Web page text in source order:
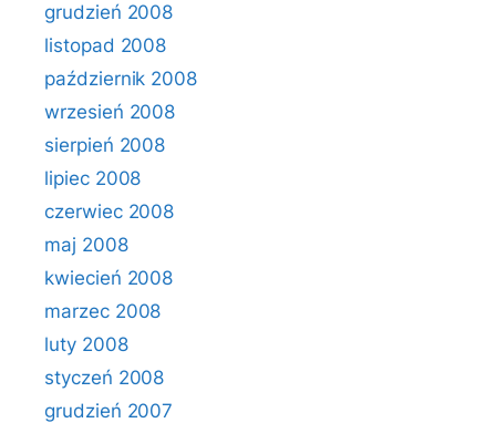
grudzień 2008
listopad 2008
październik 2008
wrzesień 2008
sierpień 2008
lipiec 2008
czerwiec 2008
maj 2008
kwiecień 2008
marzec 2008
luty 2008
styczeń 2008
grudzień 2007